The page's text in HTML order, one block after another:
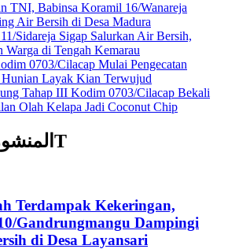
TNI, Babinsa Koramil 16/Wanareja
Air Bersih di Desa Madura
Sidareja Sigap Salurkan Air Bersih,
Warga di Tengah Kemarau
0703/Cilacap Mulai Pengecatan
Layak Kian Terwujud
Tahap III Kodim 0703/Cilacap Bekali
Olah Kelapa Jadi Coconut Chip
المنشورات ذات الصلةT
Terdampak Kekeringan,
Gandrungmangu Dampingi
di Desa Layansari